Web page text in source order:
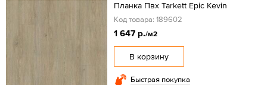
Планка Пвх Tarkett Epic Kevin
Код товара: 189602
1 647 р./м2
В корзину
Быстрая покупка